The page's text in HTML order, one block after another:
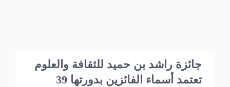
جائزة راشد بن حميد للثقافة والعلوم
تعتمد أسماء الفائزين بدورتها 39